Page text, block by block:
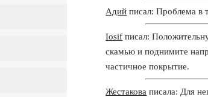
Адий писал: Проблема в
Iosif писал:
скамью и поднимите
частичное покрытие.
Жестакова писала: Для